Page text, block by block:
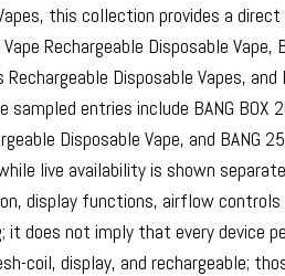
this collection provides a
Rechargeable Disposable
Disposable Vapes,
entries include BANG BOX
Disposable Vape, and BANG
live availability is shown
display functions, airflow
does not imply that every device
coil, display, and rechargeable;